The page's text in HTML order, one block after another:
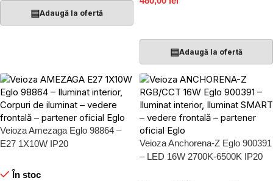
▤Adaugă la ofertă
▤Adaugă la ofertă
Veioza Amezaga Eglo 98864 –
E27 1X10W IP20
În stoc
Veioza Anchorena-Z Eglo 900391
– LED 16W 2700K-6500K IP20